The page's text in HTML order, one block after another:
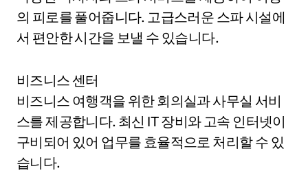
의 피로를 풀어줍니다. 고급스러운 스파 시설에
서 편안한 시간을 보낼 수 있습니다.
비즈니스 센터
비즈니스 여행객을 위한 회의실과 사무실 서비
스를 제공합니다. 최신 IT 장비와 고속 인터넷이
구비되어 있어 업무를 효율적으로 처리할 수 있
습니다.